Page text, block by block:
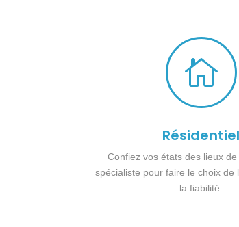

Résidentiel
Confiez vos états des lieux
spécialiste pour faire le choix de
la fiabilité.